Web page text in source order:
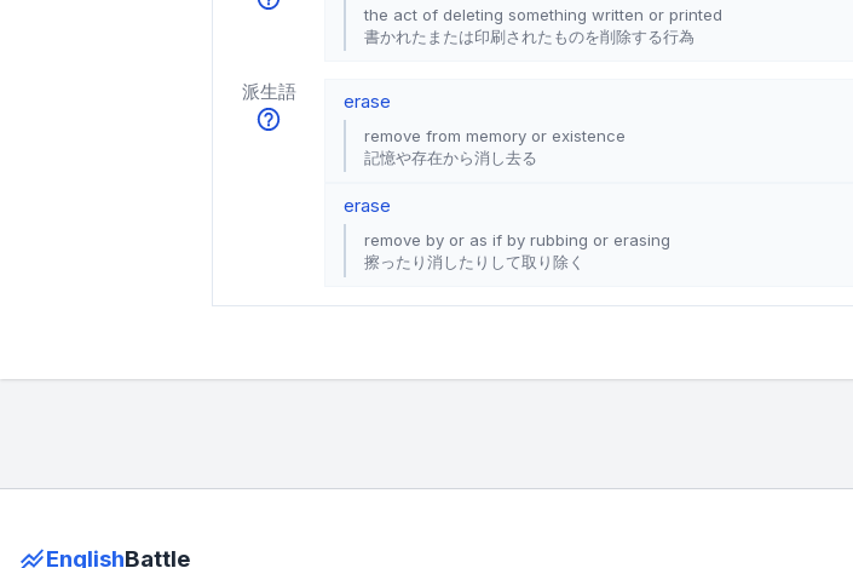
the act of deleting something written or printed
書かれたまたは印刷されたものを削除する行為
派生語 erase
remove from memory or existence
記憶や存在から消し去る
erase
remove by or as if by rubbing or erasing
擦ったり消したりして取り除く
EnglishBattle